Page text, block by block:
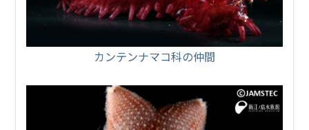
カンテンナマコ科の仲間